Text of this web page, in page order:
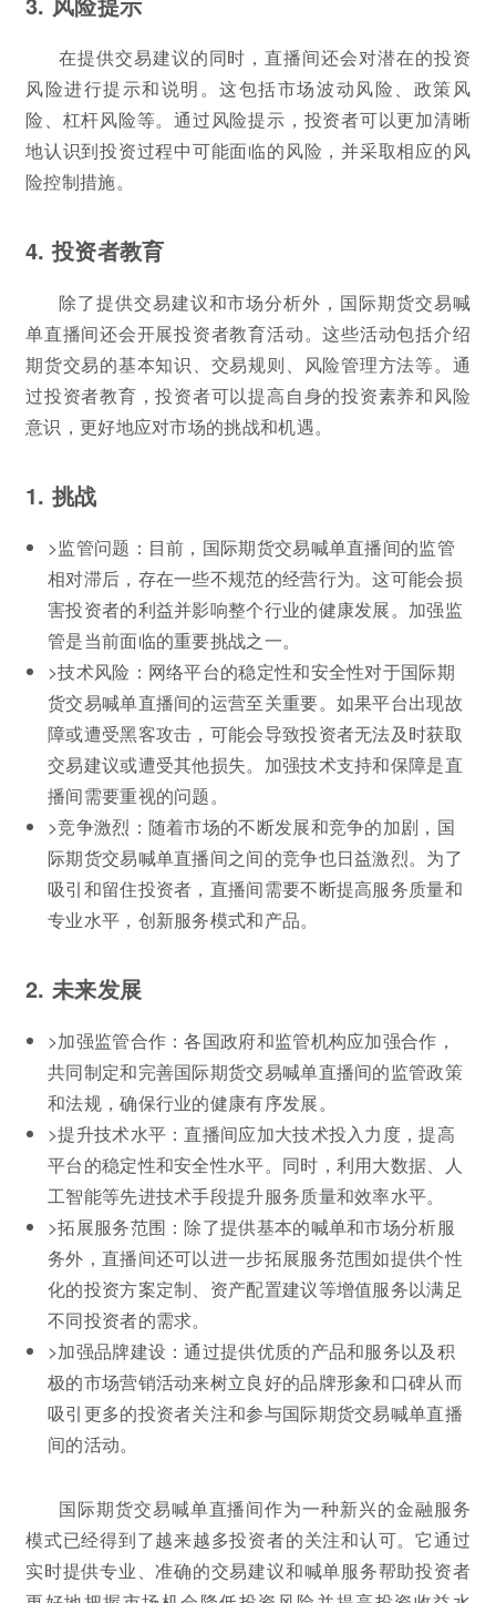
在提供交易建议的同时，直播间还会对潜在的投资
风险进行提示和说明。这包括市场波动风险、政策风
险、杠杆风险等。通过风险提示，投资者可以更加清晰
地认识到投资过程中可能面临的风险，并采取相应的风
险控制措施。
4. 投资者教育
除了提供交易建议和市场分析外，国际期货交易喊
单直播间还会开展投资者教育活动。这些活动包括介绍
期货交易的基本知识、交易规则、风险管理方法等。通
过投资者教育，投资者可以提高自身的投资素养和风险
意识，更好地应对市场的挑战和机遇。
1. 挑战
>监管问题：目前，国际期货交易喊单直播间的监管
相对滞后，存在一些不规范的经营行为。这可能会损
害投资者的利益并影响整个行业的健康发展。加强监
管是当前面临的重要挑战之一。
>技术风险：网络平台的稳定性和安全性对于国际期
货交易喊单直播间的运营至关重要。如果平台出现故
障或遭受黑客攻击，可能会导致投资者无法及时获取
交易建议或遭受其他损失。加强技术支持和保障是直
播间需要重视的问题。
>竞争激烈：随着市场的不断发展和竞争的加剧，国
际期货交易喊单直播间之间的竞争也日益激烈。为了
吸引和留住投资者，直播间需要不断提高服务质量和
专业水平，创新服务模式和产品。
2. 未来发展
>加强监管合作：各国政府和监管机构应加强合作，
共同制定和完善国际期货交易喊单直播间的监管政策
和法规，确保行业的健康有序发展。
>提升技术水平：直播间应加大技术投入力度，提高
平台的稳定性和安全性水平。同时，利用大数据、人
工智能等先进技术手段提升服务质量和效率水平。
>拓展服务范围：除了提供基本的喊单和市场分析服
务外，直播间还可以进一步拓展服务范围如提供个性
化的投资方案定制、资产配置建议等增值服务以满足
不同投资者的需求。
>加强品牌建设：通过提供优质的产品和服务以及积
极的市场营销活动来树立良好的品牌形象和口碑从而
吸引更多的投资者关注和参与国际期货交易喊单直播
间的活动。
国际期货交易喊单直播间作为一种新兴的金融服务
模式已经得到了越来越多投资者的关注和认可。它通过
实时提供专业、准确的交易建议和喊单服务帮助投资者